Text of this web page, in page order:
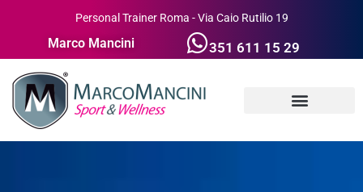
Personal Trainer Roma - Via Caio Rutilio 19
Marco Mancini 351 611 15 29